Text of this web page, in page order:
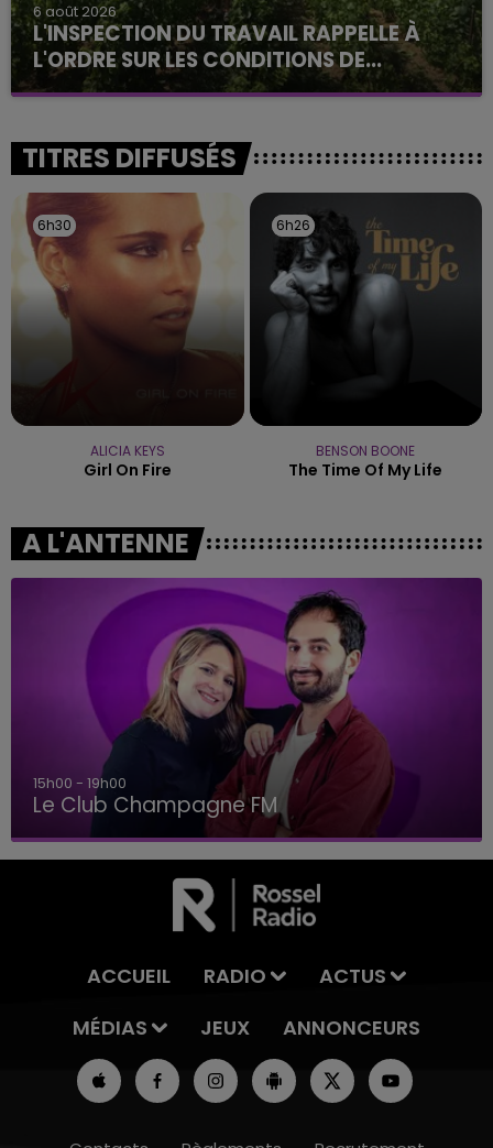
6 août 2026
L'INSPECTION DU TRAVAIL RAPPELLE À
L'ORDRE SUR LES CONDITIONS DE...
Alors que les dates de début des vendange 2026
l'inspection du Travail en profite pour rappeler
les conditions de...
TITRES DIFFUSÉS
6h30
6h30
ALICIA KEYS
Girl On Fire
6h26
6h26
BENSON BOONE
The Time Of My Life
A L'ANTENNE
15h00 - 19h00
Le Club Champagne FM
ACCUEIL RADIO
ACTUS
MÉDIAS
JEUX ANNONCEURS